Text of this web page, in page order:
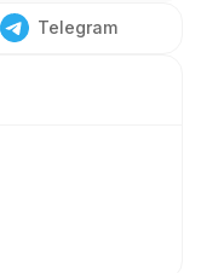
Telegram